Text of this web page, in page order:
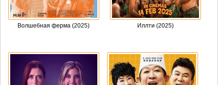
Волшебная ферма (2025) Иллти (2025)